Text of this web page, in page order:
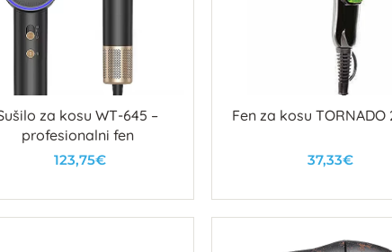
za kosu WT-645 –
profesionalni fen
123,75€
U košaricu
Fen za kosu TORNADO
37,33€
U košaricu